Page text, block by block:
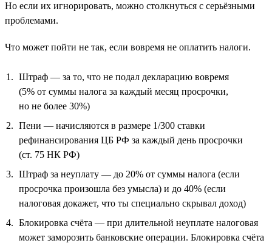
Но если их игнорировать, можно столкнуться с серьёзными
проблемами.
Что может пойти не так, если вовремя не оплатить налоги.
Штраф — за то, что не подал декларацию вовремя
(5% от суммы налога за каждый месяц просрочки,
но не более 30%)
Пени — начисляются в размере 1/300 ставки
рефинансирования ЦБ РФ за каждый день просрочки
(ст. 75 НК РФ)
Штраф за неуплату — до 20% от суммы налога (если
просрочка произошла без умысла) и до 40% (если
налоговая докажет, что ты специально скрывал доход)
Блокировка счёта — при длительной неуплате налоговая
может заморозить банковские операции. Блокировка счёта